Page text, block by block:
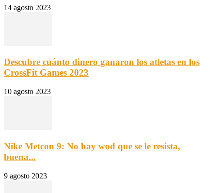
14 agosto 2023
Descubre cuánto dinero ganaron los atletas en los
CrossFit Games 2023
10 agosto 2023
Nike Metcon 9: No hay wod que se le resista,
buena...
9 agosto 2023